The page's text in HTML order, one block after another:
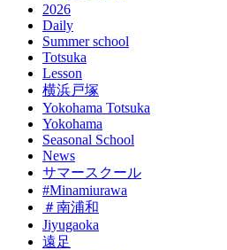
2026
Daily
Summer school
Totsuka
Lesson
横浜戸塚
Yokohama Totsuka
Yokohama
Seasonal School
News
サマースクール
#Minamiurawa
＃南浦和
Jiyugaoka
遠足